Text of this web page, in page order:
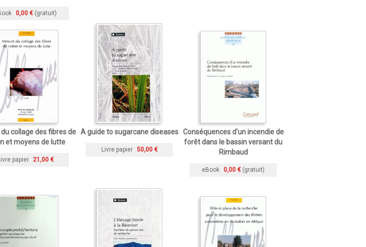
0,00 € (gratuit)
collage des fibres de
et moyens de lutte
papier 21,00 €
A guide to sugarcane diseases
Livre papier 50,00 €
Conséquences d'un incendie de
forêt dans le bassin versant du
Rimbaud
eBook 0,00 € (gratuit)